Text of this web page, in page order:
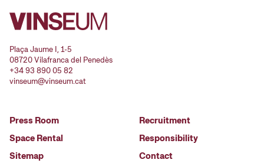
Plaça Jaume I, 1-5
08720 Vilafranca del Penedès
+34 93 890 05 82
vinseum@vinseum.cat
Press Room
Space Rental
Sitemap
Recruitment
Responsibility
Contact